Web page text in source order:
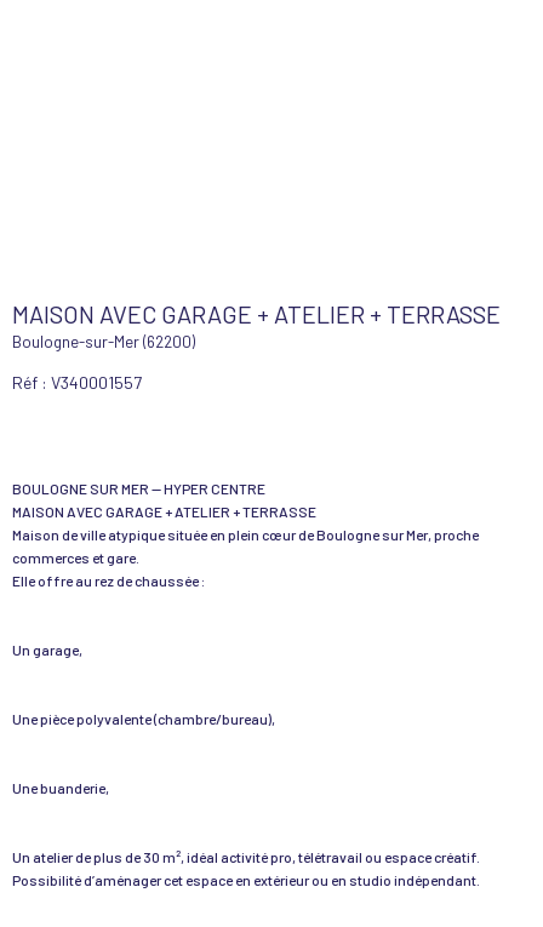
MAISON AVEC GARAGE + ATELIER + TERRASSE
Boulogne-sur-Mer (62200)
Réf : V340001557
BOULOGNE SUR MER — HYPER CENTRE
MAISON AVEC GARAGE + ATELIER + TERRASSE
Maison de ville atypique située en plein cœur de Boulogne sur Mer, proche
commerces et gare.
Elle offre au rez de chaussée :
Un garage,
Une pièce polyvalente (chambre/bureau),
Une buanderie,
Un atelier de plus de 30 m², idéal activité pro, télétravail ou espace créatif.
Possibilité d’aménager cet espace en extérieur ou en studio indépendant.